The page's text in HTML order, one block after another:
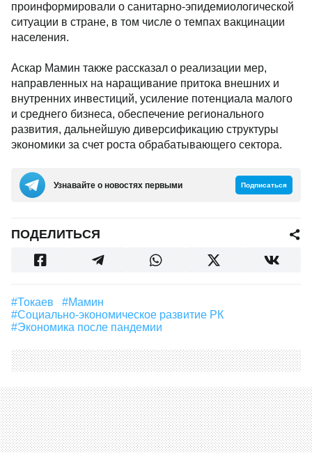
проинформировали о санитарно-эпидемиологической
ситуации в стране, в том числе о темпах вакцинации
населения.
Аскар Мамин также рассказал о реализации мер,
направленных на наращивание притока внешних и
внутренних инвестиций, усиление потенциала малого
и среднего бизнеса, обеспечение регионального
развития, дальнейшую диверсификацию структуры
экономики за счет роста обрабатывающего сектора.
Узнавайте о новостях первыми Подписаться
ПОДЕЛИТЬСЯ
#Токаев
#Мамин
#социально-экономическое развитие РК
#экономика после пандемии